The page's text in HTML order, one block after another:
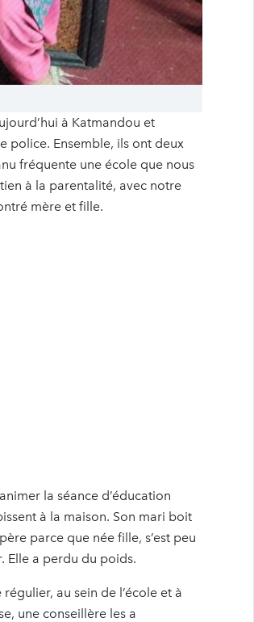
à Katmandou et
police. Ensemble, ils ont deux
fréquente une école que nous
à la parentalité, avec notre
mère et fille.
la séance d’éducation
à la maison. Son mari boit
parce que née fille, s’est peu
Elle a perdu du poids.
au sein de l’école et à
une conseillère les a